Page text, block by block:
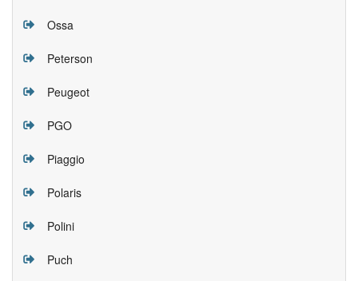
Ossa
Peterson
Peugeot
PGO
Piaggio
Polaris
Polini
Puch